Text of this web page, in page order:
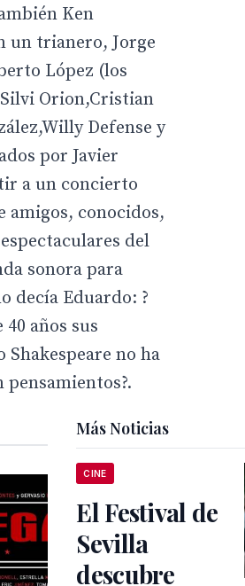
Ken
un trianero, Jorge
López (los
Silvi Orion,Cristian
Defense y
por Javier
a un concierto
amigos, conocidos,
del
sonora para
decía Eduardo: ?
años sus
Shakespeare no ha
Más Noticias
CINE
El Festival de
Sevilla
descubre